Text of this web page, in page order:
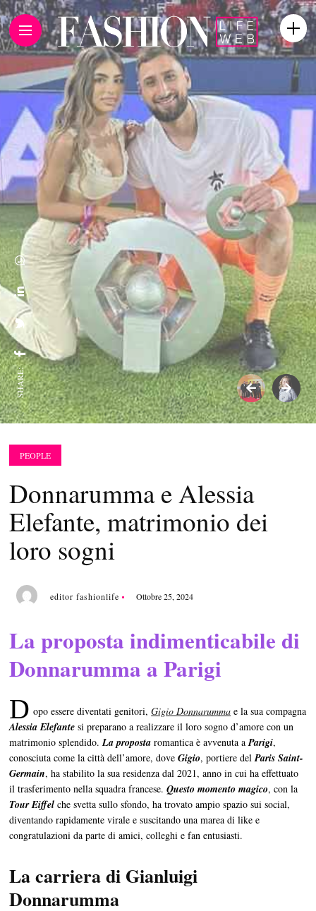
SHARE:
PEOPLE
Donnarumma e Alessia
Elefante, matrimonio dei
loro sogni
editor fashionlife Ottobre 25, 2024
La proposta indimenticabile di
Donnarumma a Parigi
D opo essere diventati genitori,Gigio Donnarumma e la sua compagna
Alessia Elefante si preparano a realizzare il loro sogno d’amore con un
matrimonio splendido.La proposta romantica è avvenuta aParigi,
conosciuta come la città dell’amore, doveGigio, portiere delParis Saint-
Germain, ha stabilito la sua residenza dal 2021, anno in cui ha effettuato
il trasferimento nella squadra francese.Questo momento magico, con la
Tour Eiffel che svetta sullo sfondo, ha trovato ampio spazio sui social,
diventando rapidamente virale e suscitando una marea di like e
congratulazioni da parte di amici, colleghi e fan entusiasti.
La carriera di Gianluigi
Donnarumma